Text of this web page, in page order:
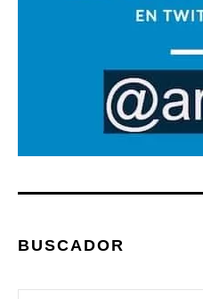
BUSCADOR